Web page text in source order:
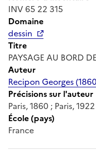
INV 65 22 315
Domaine
dessin
Titre
PAYSAGE AU BORD
Auteur
Recipon Georges
Précisions sur l'auteur
Paris, 1860 ; Paris, 1922
École (pays)
France